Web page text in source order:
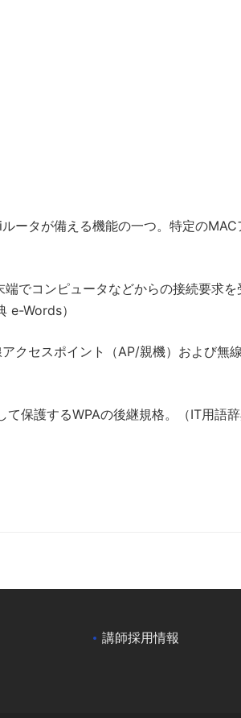
ータが備える機能の一つ。特定のMAC
でコンピュータなどからの接続要求を
e-Words）
クセスポイント（AP/親機）および無
て保護するWPAの後継規格。（IT用語
講師採用情報